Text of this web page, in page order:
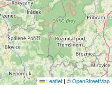
Leaflet | ©OpenStreetMap